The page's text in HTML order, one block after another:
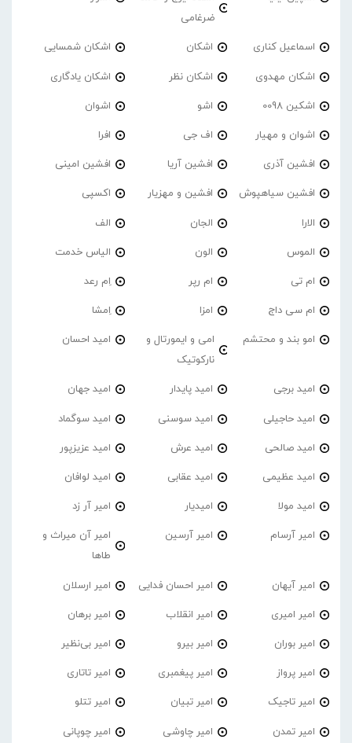
ضرغامی
اسماعیل کناری اشکان اشکان شمسایی
اشکان مهدوی اشکان نظر اشکان یادگاری
اشکین 0098 اشو اشوان
اشوان و مهیار اف جی افرا
افشین آذری افشین آریا افشین امینی
افشین سیاهپوش افشین و مهزیار اکسپی
الارا الجان الف
الموس الون الیاس خدمت
ام تی ام رپر اِم رعد
ام سی داج امزا اِمشا
امو بند و محتشم
امی و ایمورتال و
نارکوتیک
امید احسان
امید برجی امید پایدار امید جهان
امید حاجیلی امید سوسنی امید سوگماد
امید صالحی امید عرش امید عزیزپور
امید عظیمی امید عقابی امید لوافان
امید مولا امیدیار امیر آر زد
امیر آرسام امیر آرسین
امیر آن میراث و
طاها
امیر آیهان امیر احسان فدایی امیر ارسلان
امیر امیری امیر انقلاب امیر برهان
امیر‌ بوران امیر بیرو امیر بی‌نظیر
امیر پرواز امیر پیغمبری امیر تاتاری
امیر تاجیک امیر تبیان امیر تتلو
امیر تمدن امیر چاوشی امیر چوپانی